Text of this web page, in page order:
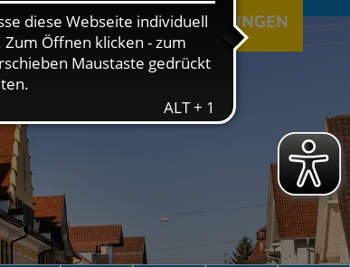
ÖFFENTLICHE EINRICHTUNGEN